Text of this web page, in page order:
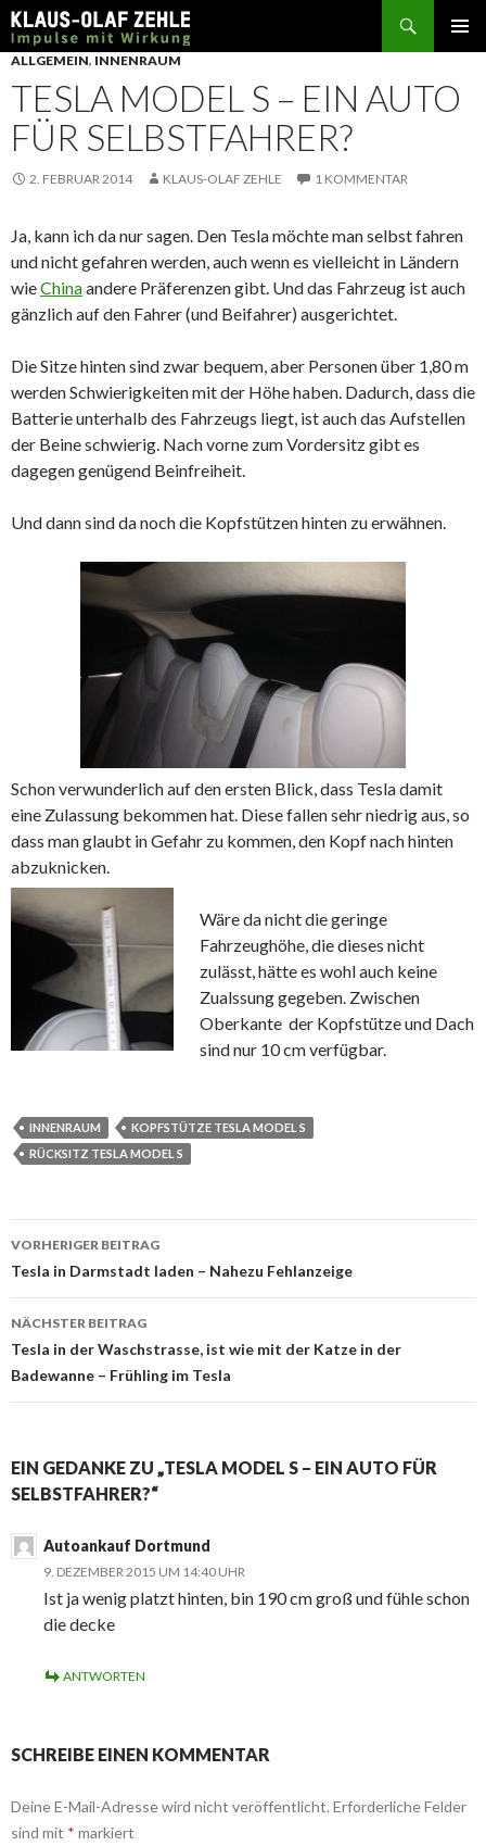
Suchen
SPRINGE
ZUM
INHALT
ALLGEMEIN, INNENRAUM
TESLA MODEL S – EIN AUTO
FÜR SELBSTFAHRER?
2. FEBRUAR 2014 KLAUS-OLAF ZEHLE 1 KOMMENTAR
Ja, kann ich da nur sagen. Den Tesla möchte man selbst fahren
und nicht gefahren werden, auch wenn es vielleicht in Ländern
wieChinaandere Präferenzen gibt. Und das Fahrzeug ist auch
gänzlich auf den Fahrer (und Beifahrer) ausgerichtet.
Die Sitze hinten sind zwar bequem, aber Personen über 1,80 m
werden Schwierigkeiten mit der Höhe haben. Dadurch, dass die
Batterie unterhalb des Fahrzeugs liegt, ist auch das Aufstellen
der Beine schwierig. Nach vorne zum Vordersitz gibt es
dagegen genügend Beinfreiheit.
Und dann sind da noch die Kopfstützen hinten zu erwähnen.
Schon verwunderlich auf den ersten Blick, dass Tesla damit
eine Zulassung bekommen hat. Diese fallen sehr niedrig aus, so
dass man glaubt in Gefahr zu kommen, den Kopf nach hinten
abzuknicken.
Wäre da nicht die geringe
Fahrzeughöhe, die dieses nicht
zulässt, hätte es wohl auch keine
Zualssung gegeben. Zwischen
Oberkante der Kopfstütze und Dach
sind nur 10 cm verfügbar.
INNENRAUM
KOPFSTÜTZE TESLA MODEL S
RÜCKSITZ TESLA MODEL S
Beitrags-
Navigation
VORHERIGER BEITRAG
Tesla in Darmstadt laden – Nahezu Fehlanzeige
NÄCHSTER BEITRAG
Tesla in der Waschstrasse, ist wie mit der Katze in der
Badewanne – Frühling im Tesla
EIN GEDANKE ZU „TESLA MODEL S – EIN AUTO FÜR
SELBSTFAHRER?“
Autoankauf Dortmund
9. DEZEMBER 2015 UM 14:40 UHR
Ist ja wenig platzt hinten, bin 190 cm groß und fühle schon
die decke
ANTWORTEN
SCHREIBE EINEN KOMMENTAR
Deine E-Mail-Adresse wird nicht veröffentlicht. Erforderliche Felder
sind mit * markiert